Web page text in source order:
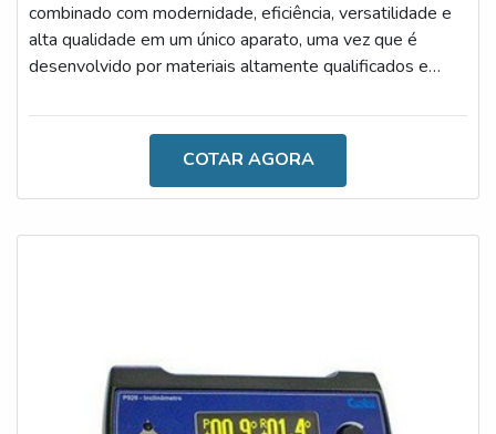
combinado com modernidade, eficiência, versatilidade e
alta qualidade em um único aparato, uma vez que é
desenvolvido por materiais altamente qualificados e
maestria. Diante desses benefícios, o valor torna-se o
DISPOSITIVO NO DIA A DIAAs principais causas de um
tombamento de basculantes são os carregamentos
COTAR AGORA